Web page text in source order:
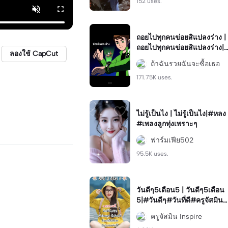
ลองใช้ CapCut
ถอยไปทุกคนข่อยสิแปลงร่าง |
ถอยไปทุกคนข่อยสิแปลงร่าง|
#capcut #viral #ฮิต #มาแร
ง #ฟีดถ้าฉันรวยฉันจะซื้อเธอ
171.75K uses.
ไม่รู้เป็นไง | ไม่รู้เป็นไง|#หลง
#เพลงลูกทุ่งเพราะๆ
ฟาร์มเฟีย502
95.5K uses.
วันดีๆ5เดือน5 | วันดีๆ5เดือน
5|#วันดีๆ#วันที่ดี#ครูจัสมิน
#วันดี
ครูจัสมิน Inspire